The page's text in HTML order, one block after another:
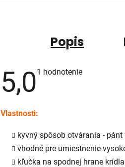
Popis
5,0Priemerné
z
5
1 hodnotenie
Vlastnosti:
kyvný spôsob otvárania - pánt
vhodné pre umiestnenie
kľučka na spodnej hrane